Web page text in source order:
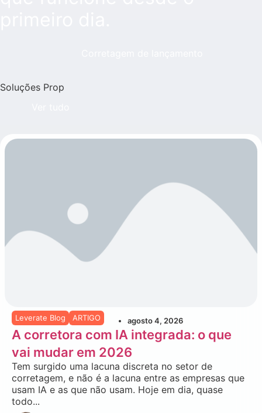
Soluções Prop
Leverate Blog ARTIGO agosto 4, 2026
A corretora com IA integrada: o que
vai mudar em 2026
Tem surgido uma lacuna discreta no setor de
corretagem, e não é a lacuna entre as empresas que
usam IA e as que não usam. Hoje em dia, quase
todo...